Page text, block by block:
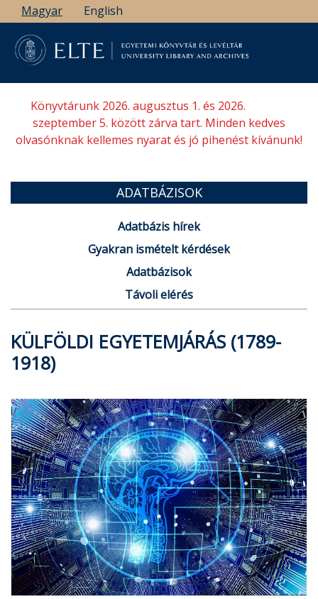
Ugrás
a
tartalomra
Magyar English
Könyvtárunk 2026. augusztus 1. és 2026.
szeptember 5. között zárva tart. Minden kedves
olvasónknak kellemes nyarat és jó pihenést kívánunk!
ADATBÁZISOK
Adatbázis hírek
Gyakran ismételt kérdések
Adatbázisok
Távoli elérés
KÜLFÖLDI EGYETEMJÁRÁS (1789-
1918)